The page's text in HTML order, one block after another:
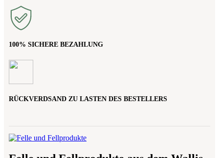
100% SICHERE BEZAHLUNG
RÜCKVERDSAND ZU LASTEN DES BESTELLERS